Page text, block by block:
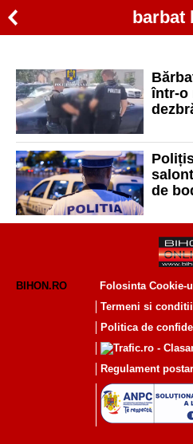
barbat
într-o
de
BIHON.RO
Folosinta Cookie-
Termeni si
Politica de
Regulament